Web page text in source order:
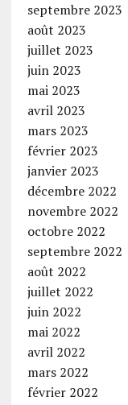
septembre 2023
août 2023
juillet 2023
juin 2023
mai 2023
avril 2023
mars 2023
février 2023
janvier 2023
décembre 2022
novembre 2022
octobre 2022
septembre 2022
août 2022
juillet 2022
juin 2022
mai 2022
avril 2022
mars 2022
février 2022